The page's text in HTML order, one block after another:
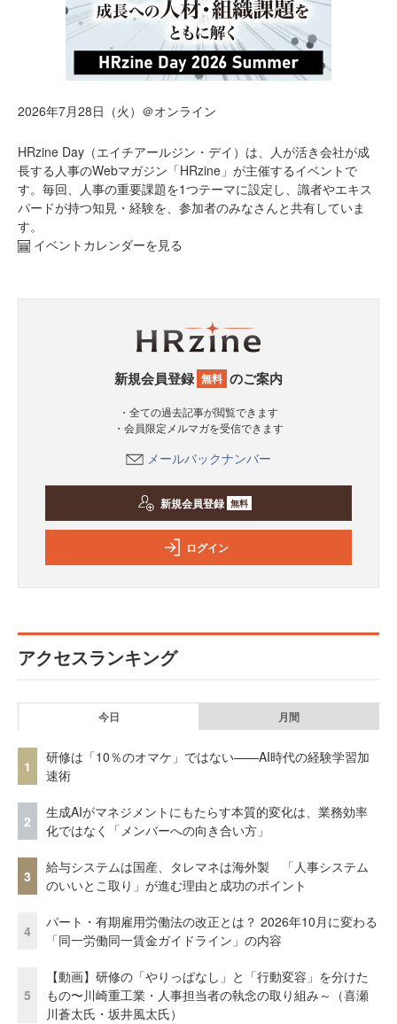
2026年7月28日（火）＠オンライン
HRzine Day（エイチアールジン・デイ）は、人が活き会社が成
長する人事のWebマガジン「HRzine」が主催するイベントで
す。毎回、人事の重要課題を1つテーマに設定し、識者やエキス
パードが持つ知見・経験を、参加者のみなさんと共有していま
す。
イベントカレンダーを見る
新規会員登録 無料 のご案内
・全ての過去記事が閲覧できます
・会員限定メルマガを受信できます
メールバックナンバー
新規会員登録 無料
ログイン
アクセスランキング
今日 月間
1
研修は「10％のオマケ」ではない——AI時代の経験学習加
速術
2
生成AIがマネジメントにもたらす本質的変化は、業務効率
化ではなく「メンバーへの向き合い方」
3
給与システムは国産、タレマネは海外製 「人事システム
のいいとこ取り」が進む理由と成功のポイント
4
パート・有期雇用労働法の改正とは？ 2026年10月に変わる
「同一労働同一賃金ガイドライン」の内容
5
【動画】研修の「やりっぱなし」と「行動変容」を分けた
もの〜川崎重工業・人事担当者の執念の取り組み～（喜瀬
川蒼太氏・坂井風太氏）